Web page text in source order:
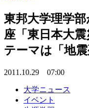
東邦大学理学
座「東日本大
テーマは「地震
2011.10.29 07:00
大学ニュース
イベント